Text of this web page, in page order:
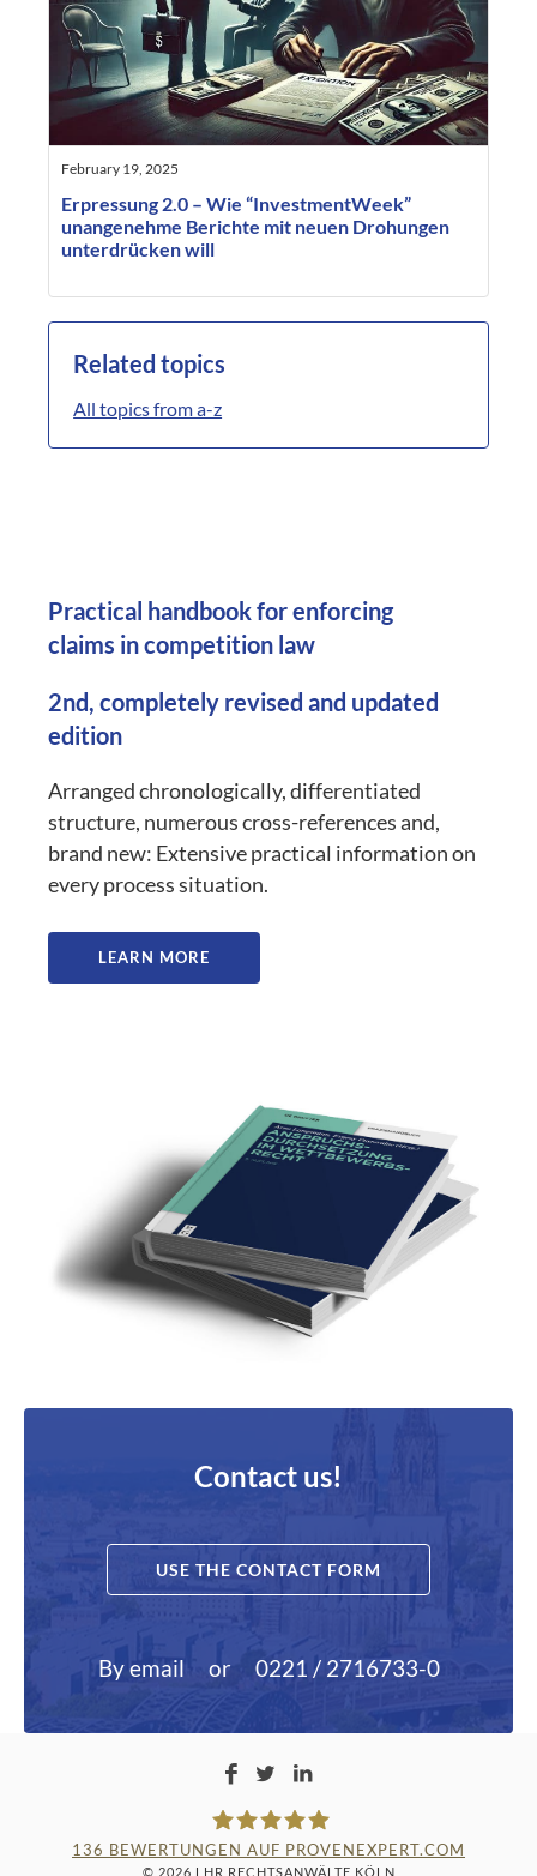
February 19, 2025
Erpressung 2.0 – Wie “InvestmentWeek”
unangenehme Berichte mit neuen Drohungen
unterdrücken will
Related topics
All topics from a-z
Practical handbook for enforcing
claims in competition law
2nd, completely revised and updated
edition
Arranged chronologically, differentiated
structure, numerous cross-references and,
brand new: Extensive practical information on
every process situation.
LEARN MORE
Contact us!
USE THE CONTACT FORM
By email or 0221 / 2716733-0
136 BEWERTUNGEN AUF PROVENEXPERT.COM
© 2026 LHR RECHTSANWÄLTE KÖLN